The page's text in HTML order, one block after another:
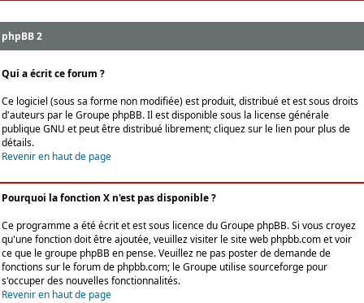
phpBB 2
Qui a écrit ce forum ?
Ce logiciel (sous sa forme non modifiée) est produit, distribué et est sous droits
d'auteurs par leGroupe phpBB. Il est disponible sous la license générale
publique GNU et peut être distribué librement; cliquez sur le lien pour plus de
détails.
Revenir en haut de page
Pourquoi la fonction X n'est pas disponible ?
Ce programme a été écrit et est sous licence du Groupe phpBB. Si vous croyez
qu'une fonction doit être ajoutée, veuillez visiter le site web phpbb.com et voir
ce que le groupe phpBB en pense. Veuillez ne pas poster de demande de
fonctions sur le forum de phpbb.com; le Groupe utilise sourceforge pour
s'occuper des nouvelles fonctionnalités.
Revenir en haut de page